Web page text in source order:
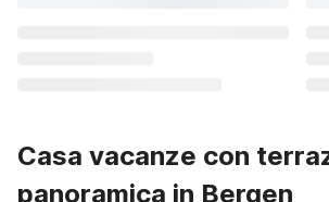
Casa vacanze con
panoramica in Bergen